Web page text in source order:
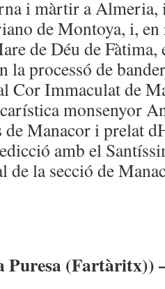
i màrtir a
de Montoya, i, en
de Déu de Fàtima,
la processó de
Cor Immaculat de
monsenyor
Manacor i prelat
amb el
de la secció de
Puresa (Fartàritx))